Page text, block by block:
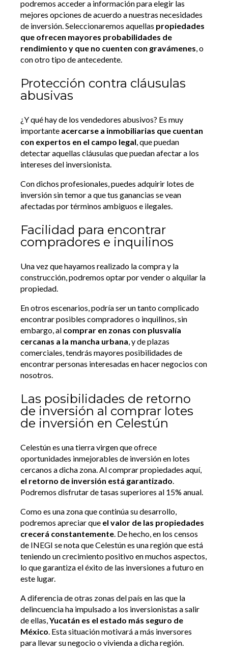
podremos acceder a información para elegir las
mejores opciones de acuerdo a nuestras necesidades
de inversión. Seleccionaremos aquellas propiedades
que ofrecen mayores probabilidades de
rendimiento y que no cuenten con gravámenes, o
con otro tipo de antecedente.
Protección contra cláusulas
abusivas
¿Y qué hay de los vendedores abusivos? Es muy
importante acercarse a inmobiliarias que cuentan
con expertos en el campo legal, que puedan
detectar aquellas cláusulas que puedan afectar a los
intereses del inversionista.
Con dichos profesionales, puedes adquirir lotes de
inversión sin temor a que tus ganancias se vean
afectadas por términos ambiguos e ilegales.
Facilidad para encontrar
compradores e inquilinos
Una vez que hayamos realizado la compra y la
construcción, podremos optar por vender o alquilar la
propiedad.
En otros escenarios, podría ser un tanto complicado
encontrar posibles compradores o inquilinos, sin
embargo, al comprar en zonas con plusvalía
cercanas a la mancha urbana, y de plazas
comerciales, tendrás mayores posibilidades de
encontrar personas interesadas en hacer negocios con
nosotros.
Las posibilidades de retorno
de inversión al comprar lotes
de inversión en Celestún
Celestún es una tierra virgen que ofrece
oportunidades inmejorables de inversión en lotes
cercanos a dicha zona. Al comprar propiedades aquí,
el retorno de inversión está garantizado.
Podremos disfrutar de tasas superiores al 15% anual.
Como es una zona que continúa su desarrollo,
podremos apreciar que el valor de las propiedades
crecerá constantemente. De hecho, en los censos
de INEGI se nota que Celestún es una región que está
teniendo un crecimiento positivo en muchos aspectos,
lo que garantiza el éxito de las inversiones a futuro en
este lugar.
A diferencia de otras zonas del país en las que la
delincuencia ha impulsado a los inversionistas a salir
de ellas,Yucatán es el estado más seguro de
México. Esta situación motivará a más inversores
para llevar su negocio o vivienda a dicha región.